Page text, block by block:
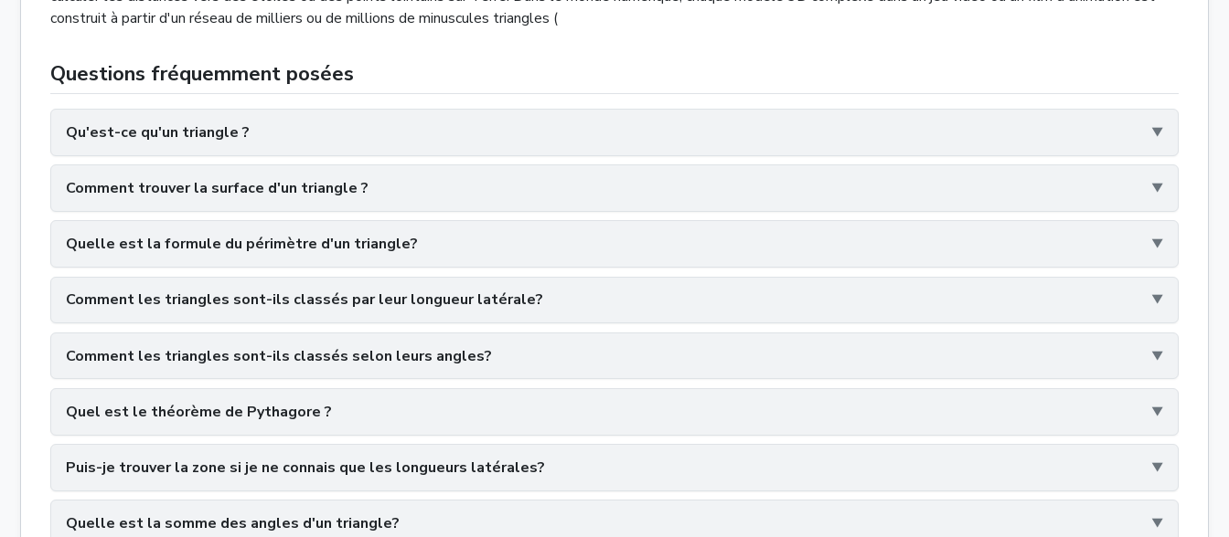
construit à partir d'un réseau de milliers ou de millions de minuscules triangles (
Questions fréquemment posées
Qu'est-ce qu'un triangle ?
Comment trouver la surface d'un triangle ?
Quelle est la formule du périmètre d'un triangle?
Comment les triangles sont-ils classés par leur longueur latérale?
Comment les triangles sont-ils classés selon leurs angles?
Quel est le théorème de Pythagore ?
Puis-je trouver la zone si je ne connais que les longueurs latérales?
Quelle est la somme des angles d'un triangle?